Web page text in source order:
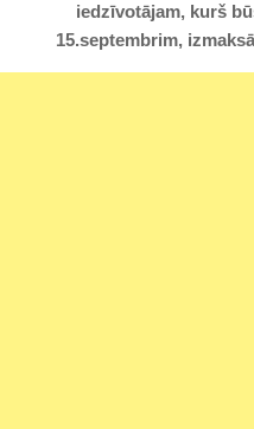
iedzīvotājam, kurš
15.septembrim,